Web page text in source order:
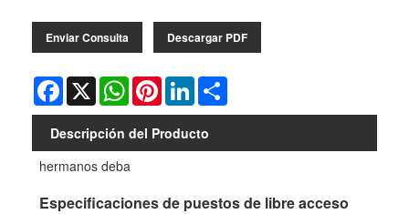
Enviar Consulta Descargar PDF
Facebook
X WhatsAppPinterestLinkedIn
Descripción del Producto
hermanos deba
Especificaciones de puestos de libre acceso